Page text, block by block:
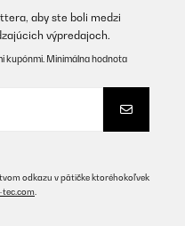
aby ste boli medzi
výpredajoch.
kupónmi. Minimálna hodnota
odkazu v pätičke ktoréhokoľvek